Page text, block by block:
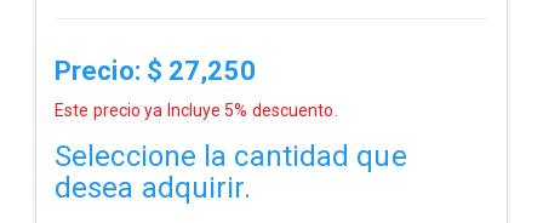
Precio: $ 27,250
Este precio ya Incluye 5% descuento.
Seleccione la cantidad que
desea adquirir.